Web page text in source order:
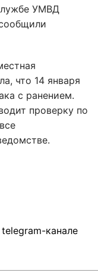
УМВД
что 14 января
с ранением.
проверку по
канале